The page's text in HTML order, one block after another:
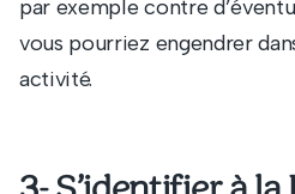
par exemple contre
vous pourriez engendrer
activité.